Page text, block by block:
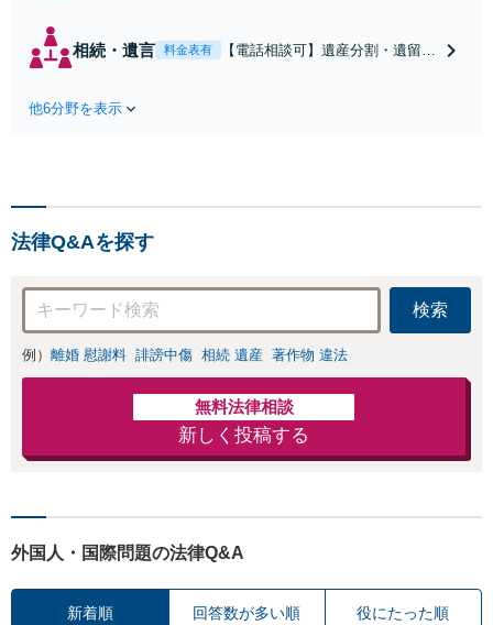
離婚に関するご相
相続・遺言 料金表有
【電話相談可】遺産分割・遺留
ぞお電話ください。
他6分野を表示
法律Q&Aを探す
検索
例） 離婚 慰謝料 誹謗中傷 相続 遺産 著作物 違法
無料法律相談
新しく投稿する
外国人・国際問題の法律Q&A
新着順 回答数が多い順 役にたった順